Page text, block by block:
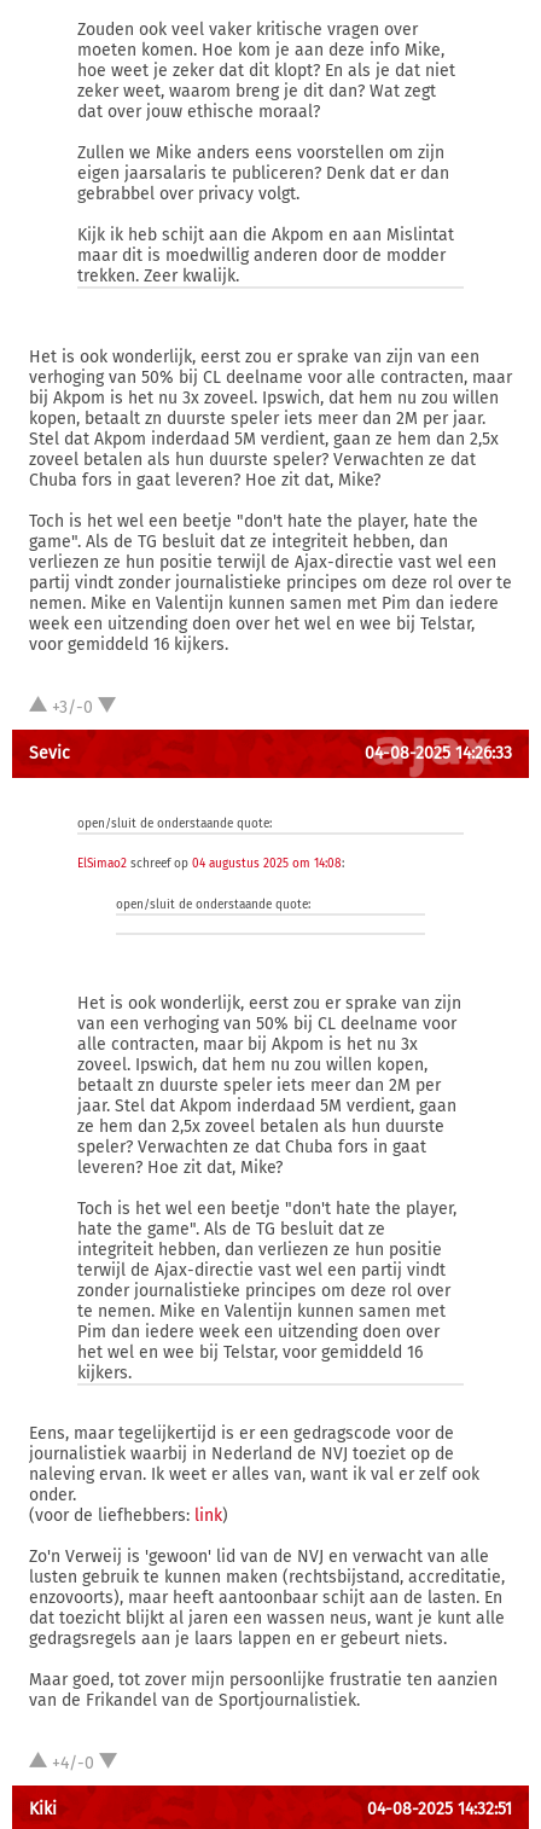
Zouden ook veel vaker kritische vragen over
moeten komen. Hoe kom je aan deze info Mike,
hoe weet je zeker dat dit klopt? En als je dat niet
zeker weet, waarom breng je dit dan? Wat zegt
dat over jouw ethische moraal?
Zullen we Mike anders eens voorstellen om zijn
eigen jaarsalaris te publiceren? Denk dat er dan
gebrabbel over privacy volgt.
Kijk ik heb schijt aan die Akpom en aan Mislintat
maar dit is moedwillig anderen door de modder
trekken. Zeer kwalijk.
Het is ook wonderlijk, eerst zou er sprake van zijn van een
verhoging van 50% bij CL deelname voor alle contracten, maar
bij Akpom is het nu 3x zoveel. Ipswich, dat hem nu zou willen
kopen, betaalt zn duurste speler iets meer dan 2M per jaar.
Stel dat Akpom inderdaad 5M verdient, gaan ze hem dan 2,5x
zoveel betalen als hun duurste speler? Verwachten ze dat
Chuba fors in gaat leveren? Hoe zit dat, Mike?
Toch is het wel een beetje "don't hate the player, hate the
game". Als de TG besluit dat ze integriteit hebben, dan
verliezen ze hun positie terwijl de Ajax-directie vast wel een
partij vindt zonder journalistieke principes om deze rol over te
nemen. Mike en Valentijn kunnen samen met Pim dan iedere
week een uitzending doen over het wel en wee bij Telstar,
voor gemiddeld 16 kijkers.
+3/-0
Sevic 04-08-2025 14:26:33
open/sluit de onderstaande quote:
ElSimao2 schreef op 04 augustus 2025 om 14:08:
open/sluit de onderstaande quote:
Het is ook wonderlijk, eerst zou er sprake van zijn
van een verhoging van 50% bij CL deelname voor
alle contracten, maar bij Akpom is het nu 3x
zoveel. Ipswich, dat hem nu zou willen kopen,
betaalt zn duurste speler iets meer dan 2M per
jaar. Stel dat Akpom inderdaad 5M verdient, gaan
ze hem dan 2,5x zoveel betalen als hun duurste
speler? Verwachten ze dat Chuba fors in gaat
leveren? Hoe zit dat, Mike?
Toch is het wel een beetje "don't hate the player,
hate the game". Als de TG besluit dat ze
integriteit hebben, dan verliezen ze hun positie
terwijl de Ajax-directie vast wel een partij vindt
zonder journalistieke principes om deze rol over
te nemen. Mike en Valentijn kunnen samen met
Pim dan iedere week een uitzending doen over
het wel en wee bij Telstar, voor gemiddeld 16
kijkers.
Eens, maar tegelijkertijd is er een gedragscode voor de
journalistiek waarbij in Nederland de NVJ toeziet op de
naleving ervan. Ik weet er alles van, want ik val er zelf ook
onder.
(voor de liefhebbers: link)
Zo'n Verweij is 'gewoon' lid van de NVJ en verwacht van alle
lusten gebruik te kunnen maken (rechtsbijstand, accreditatie,
enzovoorts), maar heeft aantoonbaar schijt aan de lasten. En
dat toezicht blijkt al jaren een wassen neus, want je kunt alle
gedragsregels aan je laars lappen en er gebeurt niets.
Maar goed, tot zover mijn persoonlijke frustratie ten aanzien
van de Frikandel van de Sportjournalistiek.
+4/-0
Kiki 04-08-2025 14:32:51